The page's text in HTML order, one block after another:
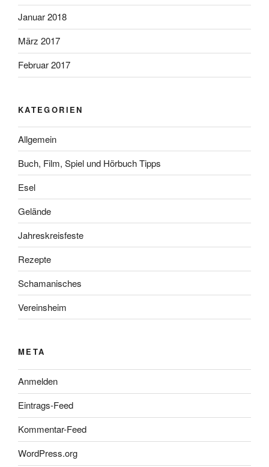
Januar 2018
März 2017
Februar 2017
KATEGORIEN
Allgemein
Buch, Film, Spiel und Hörbuch Tipps
Esel
Gelände
Jahreskreisfeste
Rezepte
Schamanisches
Vereinsheim
META
Anmelden
Eintrags-Feed
Kommentar-Feed
WordPress.org